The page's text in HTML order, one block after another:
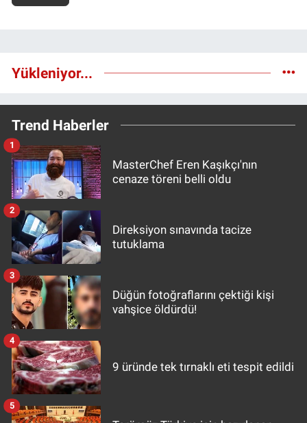
Yükleniyor...
Trend Haberler
MasterChef Eren Kaşıkçı'nın
cenaze töreni belli oldu
1
Direksiyon sınavında tacize
tutuklama
2
Düğün fotoğraflarını çektiği kişi
vahşice öldürdü!
3
9 üründe tek tırnaklı eti tespit edildi
4
5